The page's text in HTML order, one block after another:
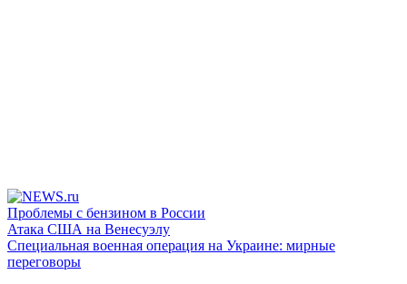
Проблемы с бензином в России
Атака США на Венесуэлу
Специальная военная операция на Украине: мирные
переговоры